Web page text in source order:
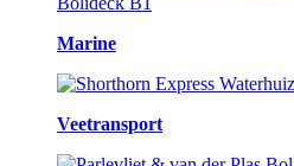
Marine
Veetransport